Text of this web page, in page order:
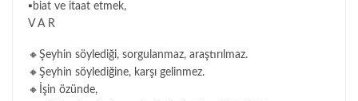
▪biat ve itaat etmek,
V A R
🔸Şeyhin söylediği, sorgulanmaz, araştırılmaz.
🔸Şeyhin söylediğine, karşı gelinmez.
🔸İşin özünde,